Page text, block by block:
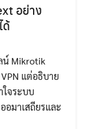
อย่าง
ด้
น์ Mikrotik
แต่อธิบาย
ใจระบบ
อมาเสถียรและ